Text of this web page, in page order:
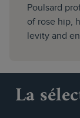
Poulsard
of rose hip,
levity and
La